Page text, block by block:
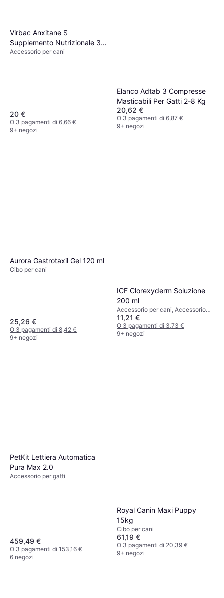
Virbac Anxitane S
Supplemento Nutrizionale 30
Compresse
Accessorio per cani
20 €
O 3 pagamenti di 6,66 €
9+ negozi
Elanco Adtab 3 Compresse
Masticabili Per Gatti 2-8 Kg
20,62 €
O 3 pagamenti di 6,87 €
9+ negozi
Aurora Gastrotaxil Gel 120 ml
Cibo per cani
25,26 €
O 3 pagamenti di 8,42 €
9+ negozi
ICF Clorexyderm Soluzione
200 ml
Accessorio per cani, Accessorio
per gatti
11,21 €
O 3 pagamenti di 3,73 €
9+ negozi
PetKit Lettiera Automatica
Pura Max 2.0
Accessorio per gatti
459,49 €
O 3 pagamenti di 153,16 €
6 negozi
Royal Canin Maxi Puppy
15kg
Cibo per cani
61,19 €
O 3 pagamenti di 20,39 €
9+ negozi